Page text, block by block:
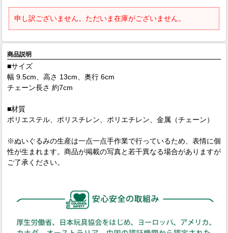
申し訳ございません。ただいま在庫がございません。
商品説明
■サイズ
幅 9.5cm、高さ 13cm、奥行 6cm
チェーン長さ 約7cm
■材質
ポリエステル、ポリスチレン、ポリエチレン、金属（チェーン）
※ぬいぐるみの生産は一点一点手作業で行っているため、表情に個
性が生まれます。商品が掲載の写真と若干異なる場合がありますが
ご了承ください。